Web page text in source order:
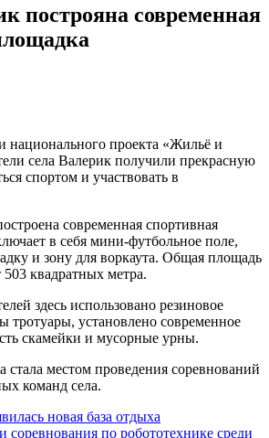
построяна современная
национального проекта «Жильё и
села Валерик получили прекрасную
спортом и участвовать в
современная спортивная
в себя мини-футбольное поле,
и зону для воркаута. Общая площадь
квадратных метра.
здесь использовано резиновое
тротуары, установлено современное
скамейки и мусорные урны.
стала местом проведения соревнований
команд села.
новая база отдыха
по робототехнике среди